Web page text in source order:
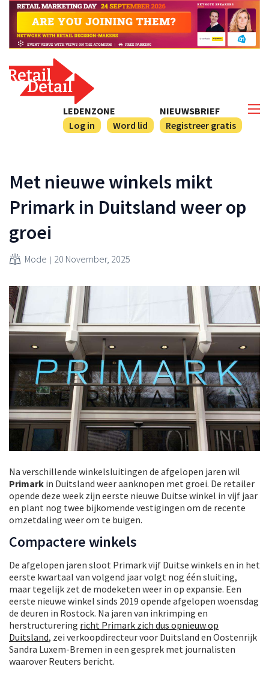
NIEUWSBRIEF
Registreer gratis
LEDENZONE
Log in
Word lid
Met nieuwe winkels mikt
Primark in Duitsland weer op
groei
Mode 20 November, 2025
Na verschillende winkelsluitingen de afgelopen jaren wil
Primark in Duitsland weer aanknopen met groei. De retailer
opende deze week zijn eerste nieuwe Duitse winkel in vijf jaar
en plant nog twee bijkomende vestigingen om de recente
omzetdaling weer om te buigen.
Compactere winkels
De afgelopen jaren sloot Primark vijf Duitse winkels en in het
eerste kwartaal van volgend jaar volgt nog één sluiting,
maar tegelijk zet de modeketen weer in op expansie. Een
eerste nieuwe winkel sinds 2019 opende afgelopen woensdag
de deuren in Rostock. Na jaren van inkrimping en
herstructurering richt Primark zich dus opnieuw op
Duitsland, zei verkoopdirecteur voor Duitsland en Oostenrijk
Sandra Luxem-Bremen in een gesprek met journalisten
waarover Reuters bericht.